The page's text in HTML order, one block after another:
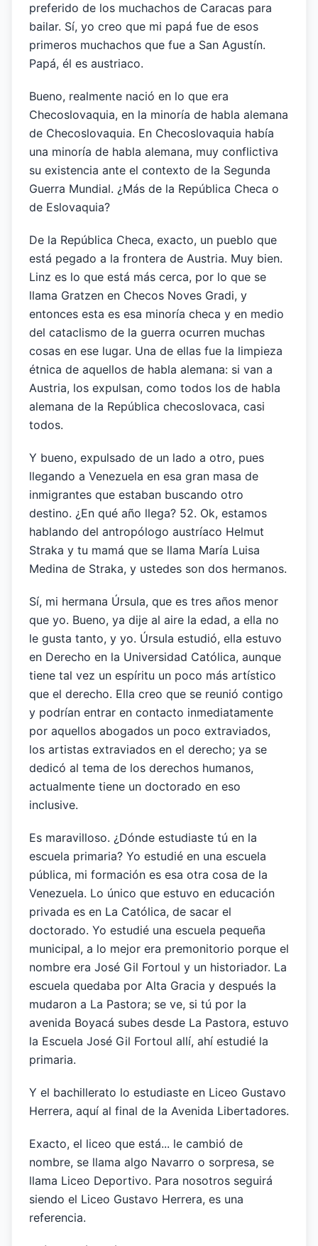
preferido de los muchachos de Caracas para
bailar. Sí, yo creo que mi papá fue de esos
primeros muchachos que fue a San Agustín.
Papá, él es austriaco.
Bueno, realmente nació en lo que era
Checoslovaquia, en la minoría de habla alemana
de Checoslovaquia. En Checoslovaquia había
una minoría de habla alemana, muy conflictiva
su existencia ante el contexto de la Segunda
Guerra Mundial. ¿Más de la República Checa o
de Eslovaquia?
De la República Checa, exacto, un pueblo que
está pegado a la frontera de Austria. Muy bien.
Linz es lo que está más cerca, por lo que se
llama Gratzen en Checos Noves Gradi, y
entonces esta es esa minoría checa y en medio
del cataclismo de la guerra ocurren muchas
cosas en ese lugar. Una de ellas fue la limpieza
étnica de aquellos de habla alemana: si van a
Austria, los expulsan, como todos los de habla
alemana de la República checoslovaca, casi
todos.
Y bueno, expulsado de un lado a otro, pues
llegando a Venezuela en esa gran masa de
inmigrantes que estaban buscando otro
destino. ¿En qué año llega? 52. Ok, estamos
hablando del antropólogo austríaco Helmut
Straka y tu mamá que se llama María Luisa
Medina de Straka, y ustedes son dos hermanos.
Sí, mi hermana Úrsula, que es tres años menor
que yo. Bueno, ya dije al aire la edad, a ella no
le gusta tanto, y yo. Úrsula estudió, ella estuvo
en Derecho en la Universidad Católica, aunque
tiene tal vez un espíritu un poco más artístico
que el derecho. Ella creo que se reunió contigo
y podrían entrar en contacto inmediatamente
por aquellos abogados un poco extraviados,
los artistas extraviados en el derecho; ya se
dedicó al tema de los derechos humanos,
actualmente tiene un doctorado en eso
inclusive.
Es maravilloso. ¿Dónde estudiaste tú en la
escuela primaria? Yo estudié en una escuela
pública, mi formación es esa otra cosa de la
Venezuela. Lo único que estuvo en educación
privada es en La Católica, de sacar el
doctorado. Yo estudié una escuela pequeña
municipal, a lo mejor era premonitorio porque el
nombre era José Gil Fortoul y un historiador. La
escuela quedaba por Alta Gracia y después la
mudaron a La Pastora; se ve, si tú por la
avenida Boyacá subes desde La Pastora, estuvo
la Escuela José Gil Fortoul allí, ahí estudié la
primaria.
Y el bachillerato lo estudiaste en Liceo Gustavo
Herrera, aquí al final de la Avenida Libertadores.
Exacto, el liceo que está... le cambió de
nombre, se llama algo Navarro o sorpresa, se
llama Liceo Deportivo. Para nosotros seguirá
siendo el Liceo Gustavo Herrera, es una
referencia.